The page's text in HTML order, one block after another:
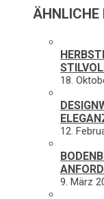
ÄHNLICHE
18.
12.
9. März